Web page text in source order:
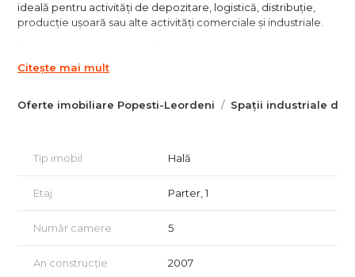
Oferte imobiliare Popesti-Leordeni Spații industriale de
ideală pentru activități de depozitare, logistică, distribuție,
producție ușoară sau alte activități comerciale și industriale.
fiind compusă din hală, șopron și spații de birouri, cu acces
Caracteristici principale
Spații de birouri
Vestiar
Construcții independente și bine întreținute
Compartimentare
Suprafață construită la sol: 186 mp
Citește mai mult
Tip imobil Hală
Etaj Parter, 1
Număr camere 5
An construcție 2007